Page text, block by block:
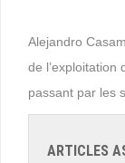
Alejandro
de l’exploitation
passant par les
ARTICLES